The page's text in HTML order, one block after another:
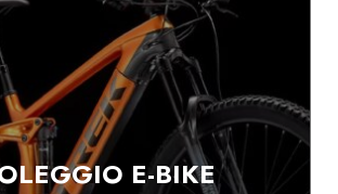
E-BIKE